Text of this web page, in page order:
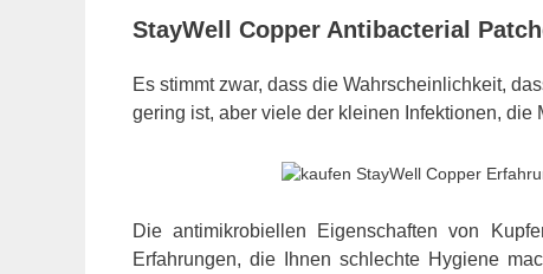
StayWell Copper Antibacterial
Es stimmt zwar, dass die Wahrscheinlichkeit,
gering ist, aber viele der kleinen Infektionen,
Die antimikrobiellen Eigenschaften von
Erfahrungen, die Ihnen schlechte Hygiene